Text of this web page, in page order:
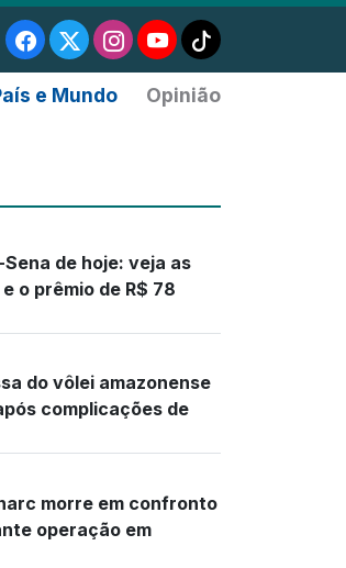
e Mundo Opinião
de hoje: veja as
o prêmio de R$ 78
do vôlei amazonense
complicações de
morre em confronto
operação em